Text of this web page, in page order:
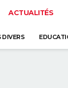
ACTUALITÉS
DIVERS